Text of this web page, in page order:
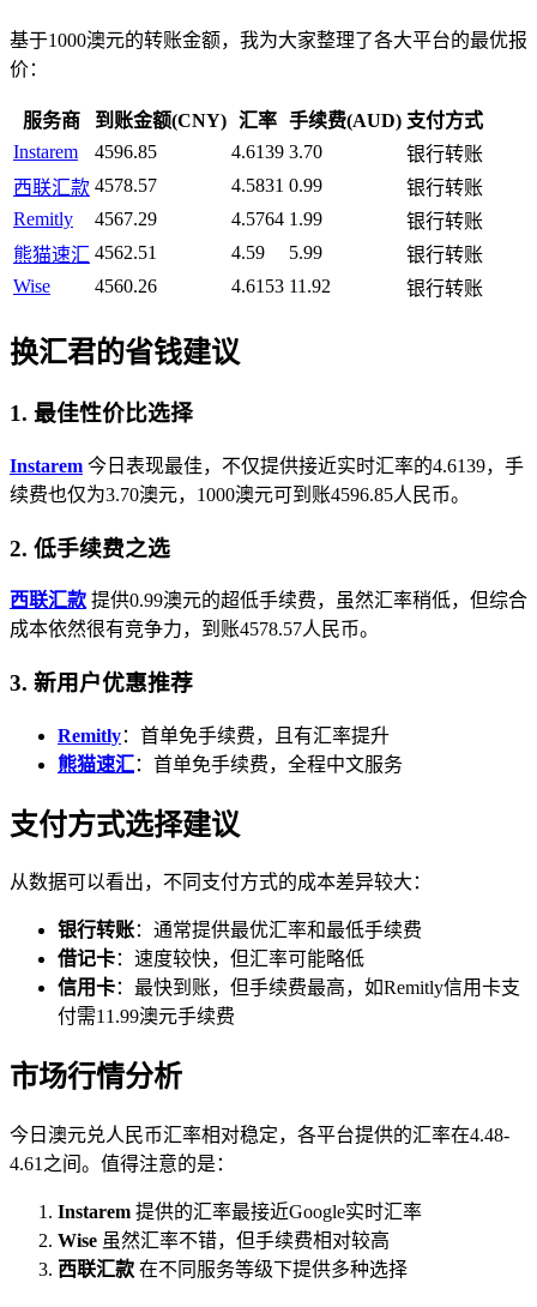
基于1000澳元的转账金额，我为大家整理了各大平台的最优报
价：
服务商 到账金额(CNY) 汇率 手续费(AUD) 支付方式
Instarem
4596.85 4.6139 3.70
银行转账
西联汇款 4578.57 4.5831 0.99
银行转账
Remitly
4567.29 4.5764 1.99
银行转账
熊猫速汇 4562.51 4.59 5.99
银行转账
Wise
4560.26 4.6153 11.92 银行转账
换汇君的省钱建议
1. 最佳性价比选择
Instarem 今日表现最佳，不仅提供接近实时汇率的4.6139，手
续费也仅为3.70澳元，1000澳元可到账4596.85人民币。
2. 低手续费之选
西联汇款 提供0.99澳元的超低手续费，虽然汇率稍低，但综合
成本依然很有竞争力，到账4578.57人民币。
3. 新用户优惠推荐
Remitly：首单免手续费，且有汇率提升
熊猫速汇：首单免手续费，全程中文服务
支付方式选择建议
从数据可以看出，不同支付方式的成本差异较大：
银行转账：通常提供最优汇率和最低手续费
借记卡：速度较快，但汇率可能略低
信用卡：最快到账，但手续费最高，如Remitly信用卡支
付需11.99澳元手续费
市场行情分析
今日澳元兑人民币汇率相对稳定，各平台提供的汇率在4.48-
4.61之间。值得注意的是：
Instarem 提供的汇率最接近Google实时汇率
Wise 虽然汇率不错，但手续费相对较高
西联汇款 在不同服务等级下提供多种选择